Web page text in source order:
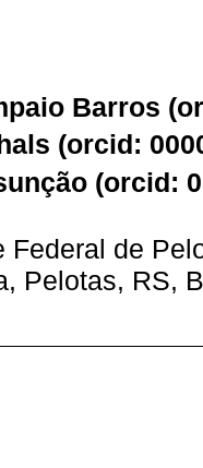
Barros (
(orcid:
(orcid:
Federal de
Pelotas, RS,